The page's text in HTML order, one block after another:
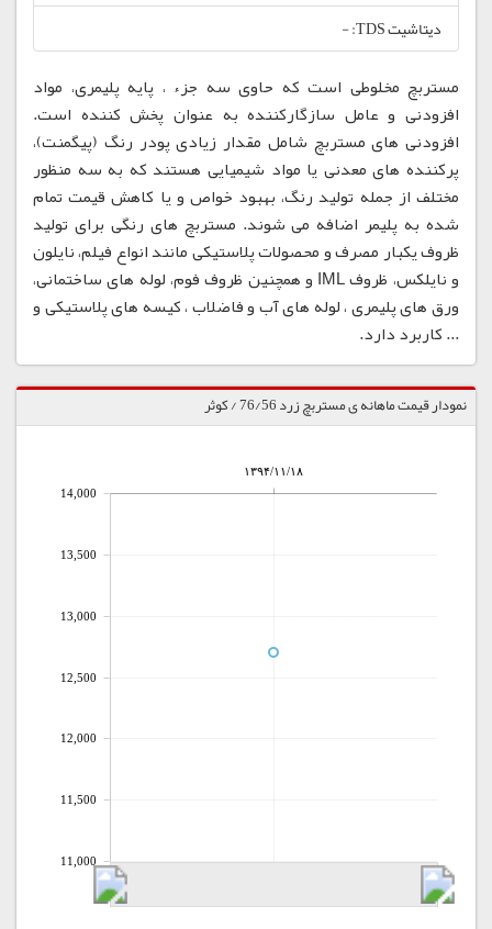
دیتاشیت TDS: -
مستربچ مخلوطی است که حاوی سه جزء ، پایه پلیمری، مواد
افزودنی و عامل سازگارکننده به عنوان پخش کننده است.
افزودنی های مستربچ شامل مقدار زیادی پودر رنگ (پیگمنت)،
پرکننده های معدنی یا مواد شیمیایی هستند که به سه منظور
مختلف از جمله تولید رنگ، بهبود خواص و یا کاهش قیمت تمام
شده به پلیمر اضافه می شوند. مستربچ های رنگی برای تولید
ظروف یکبار مصرف و محصولات پلاستیکی مانند انواع فیلم، نایلون
و نایلکس، ظروف IML و همچنین ظروف فوم، لوله های ساختمانی،
ورق های پلیمری ، لوله های آب و فاضلاب ، کیسه های پلاستیکی و
... کاربرد دارد.
نمودار قیمت ماهانه ی مستربچ زرد 76/56 / کوثر
۱۳۹۴/۱۱/۱۸
11,000
11,500
12,000
12,500
13,000
13,500
14,000